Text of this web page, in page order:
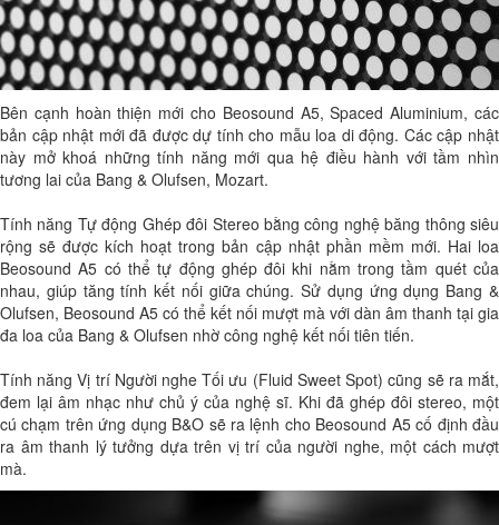
Bên cạnh hoàn thiện mới cho Beosound A5, Spaced Aluminium, các
bản cập nhật mới đã được dự tính cho mẫu loa di động. Các cập nhật
này mở khoá những tính năng mới qua hệ điều hành với tầm nhìn
tương lai của Bang & Olufsen, Mozart.
Tính năng Tự động Ghép đôi Stereo bằng công nghệ băng thông siêu
rộng sẽ được kích hoạt trong bản cập nhật phần mềm mới. Hai loa
Beosound A5 có thể tự động ghép đôi khi nằm trong tầm quét của
nhau, giúp tăng tính kết nối giữa chúng. Sử dụng ứng dụng Bang &
Olufsen, Beosound A5 có thể kết nối mượt mà với dàn âm thanh tại gia
đa loa của Bang & Olufsen nhờ công nghệ kết nối tiên tiến.
Tính năng Vị trí Người nghe Tối ưu (Fluid Sweet Spot) cũng sẽ ra mắt,
đem lại âm nhạc như chủ ý của nghệ sĩ. Khi đã ghép đôi stereo, một
cú chạm trên ứng dụng B&O sẽ ra lệnh cho Beosound A5 cố định đầu
ra âm thanh lý tưởng dựa trên vị trí của người nghe, một cách mượt
mà.